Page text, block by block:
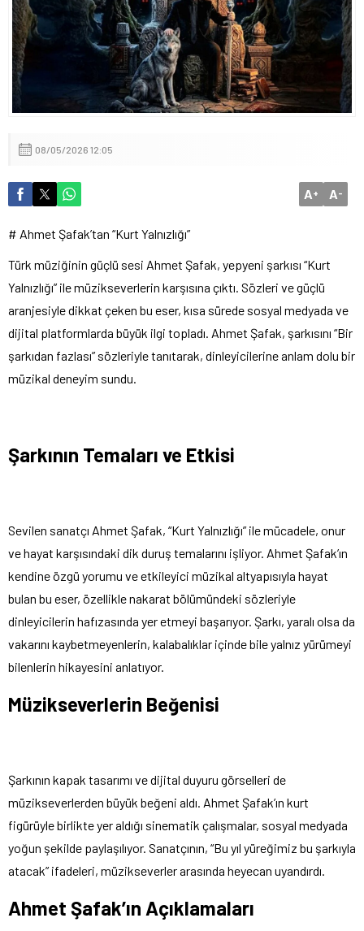
İp Cephesinden Görüntü Provokasyonu vekilin MHP Lideri
Devlet Bahçeli hazımsızlığı komisyonu gerdi!
08/05/2026 12:05
A+ A-
# Ahmet Şafak’tan “Kurt Yalnızlığı”
Türk müziğinin güçlü sesi Ahmet Şafak, yepyeni şarkısı “Kurt
Yalnızlığı” ile müzikseverlerin karşısına çıktı. Sözleri ve güçlü
aranjesiyle dikkat çeken bu eser, kısa sürede sosyal medyada ve
dijital platformlarda büyük ilgi topladı. Ahmet Şafak, şarkısını “Bir
şarkıdan fazlası” sözleriyle tanıtarak, dinleyicilerine anlam dolu bir
müzikal deneyim sundu.
Şarkının Temaları ve Etkisi
Sevilen sanatçı Ahmet Şafak, “Kurt Yalnızlığı” ile mücadele, onur
ve hayat karşısındaki dik duruş temalarını işliyor. Ahmet Şafak’ın
kendine özgü yorumu ve etkileyici müzikal altyapısıyla hayat
bulan bu eser, özellikle nakarat bölümündeki sözleriyle
dinleyicilerin hafızasında yer etmeyi başarıyor. Şarkı, yaralı olsa da
vakarını kaybetmeyenlerin, kalabalıklar içinde bile yalnız yürümeyi
bilenlerin hikayesini anlatıyor.
Müzikseverlerin Beğenisi
Şarkının kapak tasarımı ve dijital duyuru görselleri de
müzikseverlerden büyük beğeni aldı. Ahmet Şafak’ın kurt
figürüyle birlikte yer aldığı sinematik çalışmalar, sosyal medyada
yoğun şekilde paylaşılıyor. Sanatçının, “Bu yıl yüreğimiz bu şarkıyla
atacak” ifadeleri, müzikseverler arasında heyecan uyandırdı.
Ahmet Şafak’ın Açıklamaları